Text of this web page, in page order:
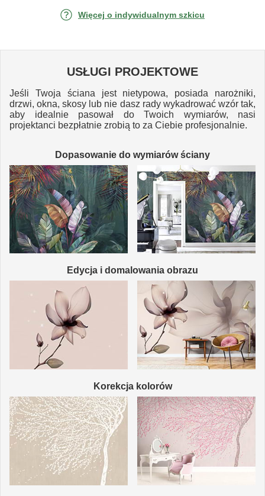
Więcej o indywidualnym szkicu
USŁUGI PROJEKTOWE
Jeśli Twoja ściana jest nietypowa, posiada narożniki,
drzwi, okna, skosy lub nie dasz rady wykadrować wzór tak,
aby idealnie pasował do Twoich wymiarów, nasi
projektanci bezpłatnie zrobią to za Ciebie profesjonalnie.
Dopasowanie do wymiarów ściany
Edycja i domalowania obrazu
Korekcja kolorów